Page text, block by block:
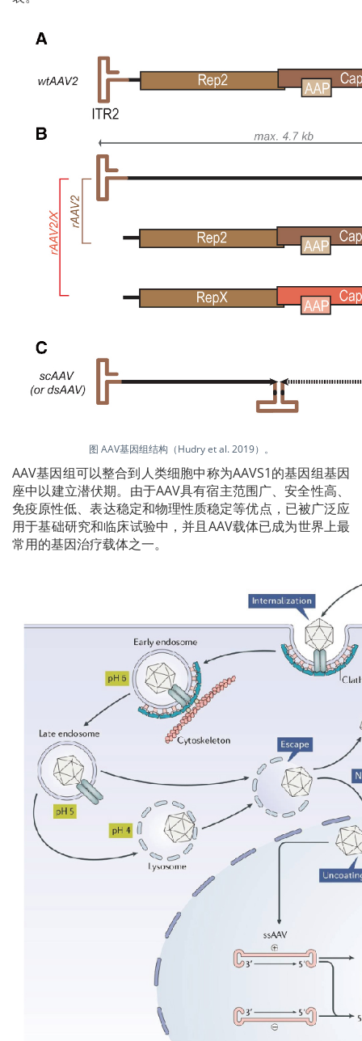
图 AAV基因组结构（Hudry et al. 2019）。
AAV基因组可以整合到人类细胞中称为AAVS1的基因组基因
座中以建立潜伏期。由于AAV具有宿主范围广、安全性高、
免疫原性低、表达稳定和物理性质稳定等优点，已被广泛应
用于基础研究和临床试验中，并且AAV载体已成为世界上最
常用的基因治疗载体之一。